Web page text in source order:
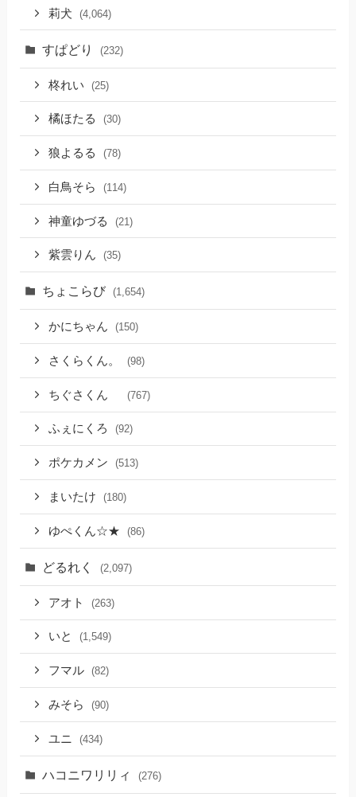
莉犬 (4,064)
すぱどり (232)
柊れい (25)
橘ほたる (30)
狼よるる (78)
白鳥そら (114)
神童ゆづる (21)
紫雲りん (35)
ちょこらび (1,654)
かにちゃん (150)
さくらくん。 (98)
ちぐさくん (767)
ふぇにくろ (92)
ポケカメン (513)
まいたけ (180)
ゆぺくん☆★ (86)
どるれく (2,097)
アオト (263)
いと (1,549)
フマル (82)
みそら (90)
ユニ (434)
ハコニワリリィ (276)